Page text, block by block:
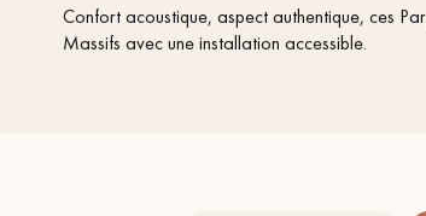
Confort acoustique, aspect authentique, ces
Massifs avec une installation accessible.